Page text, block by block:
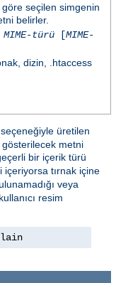
seçilen simgenin
belirler.
MIME-türü[MIME-
dizin, .htaccess
seçeneğiyle üretilen
metni
bir içerik türü
içeriyorsa tırnak içine
veya
resim